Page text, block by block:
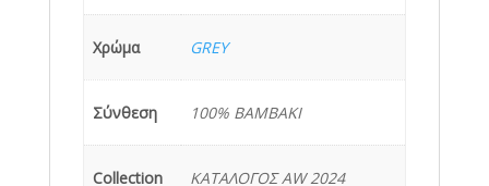
Χρώμα GREY
Σύνθεση 100% BAMBAKI
Collection ΚΑΤΑΛΟΓΟΣ AW 2024